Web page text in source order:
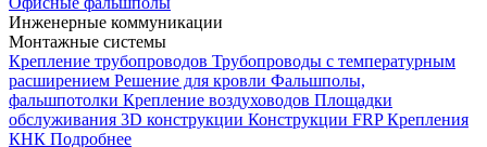
Инженерные коммуникации
Монтажные системы
Крепление трубопроводов Трубопроводы с температурным
расширением Решение для кровли Фальшполы,
фальшпотолки Крепление воздуховодов Площадки
обслуживания 3D конструкции Конструкции FRPКрепления
КНК Подробнее